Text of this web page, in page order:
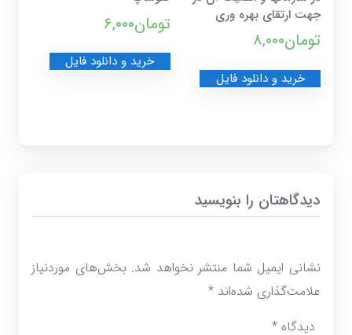
جهت ارتقای بهره وری
تومان۸,۰۰۰
خرید و دانلود فایل
تومان۶,۰۰۰
خرید و دانلود فایل
دیدگاهتان را بنویسید
نشانی ایمیل شما منتشر نخواهد شد. بخش‌های موردنیاز
علامت‌گذاری شده‌اند*
دیدگاه*